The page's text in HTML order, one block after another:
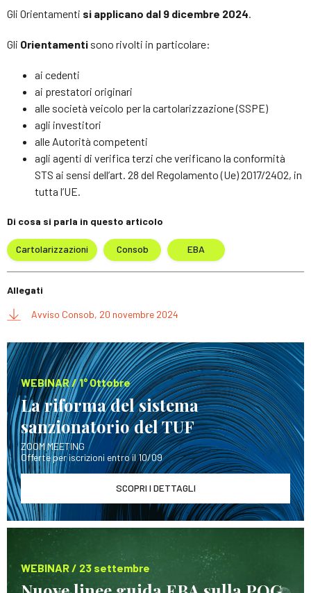
Gli Orientamenti si applicano dal 9 dicembre 2024.
Gli Orientamenti sono rivolti in particolare:
ai cedenti
ai prestatori originari
alle società veicolo per la cartolarizzazione (SSPE)
agli investitori
alle Autorità competenti
agli agenti di verifica terzi che verificano la conformità
STS ai sensi dell’art. 28 del Regolamento (Ue) 2017/2402, in
tutta l’UE.
Di cosa si parla in questo articolo
Cartolarizzazioni Consob EBA
Allegati
Avviso Consob, 20 novembre 2024
WEBINAR / 1° Ottobre
La riforma del sistema
sanzionatorio del TUF
ZOOM MEETING
Offerte per iscrizioni entro il 10/09
SCOPRI I DETTAGLI
WEBINAR / 23 settembre